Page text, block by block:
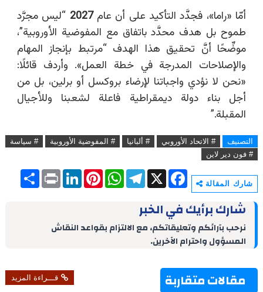
أمّا «راما»، فجدَّد التأكيد على أن عام2027
“ليس مجرَّد
طموح بل هدف محدَّد باتفاق مع المفوضية الأوروبية”،
موضِّحًا أنَّ تحقيق هذا الهدف“مرتبط بإنجاز المهام
والإصلاحات المدرجة في خطة العمل». وأردف قائلًا:
«نحن لا نؤدي واجباتنا لإرضاء بروكسل أو برلين، بل من
أجل بناء دولة ديمقراطية فاعلة لشعبنا وللأجيال
المقبلة.”
التصنيف # الاتحاد الأوروبي # ألبانيا # المفوضية الأوروبية
# سياسة
# فون دير لاين
شارك المقالة
S
h
P
r
L
I
P
e
W
h
p
T
e
g
a
X
F
a
b
o
k
شارك برأيك في الخبر
نرحب بآرائكم وتعليقاتكم، مع الالتزام بقواعد النقاش
المسؤول واحترام الآخرين.
مقالات متقاربة قـــراءة المزيد